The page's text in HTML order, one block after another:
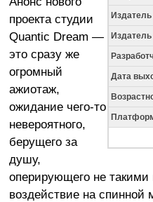
Издатель
Дата
проекта студии
Quantic Dream —
это сразу же
огромный
ажиотаж,
ожидание чего-то
невероятного,
берущего за
душу,
оперирующего не такими
воздействие на спинной